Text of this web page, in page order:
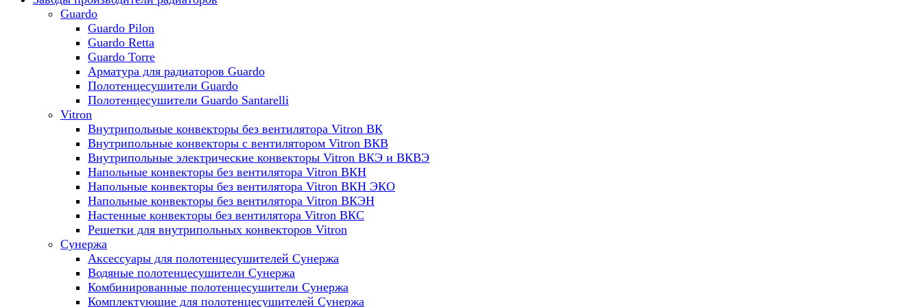
Guardo
Guardo Pilon
Guardo Retta
Guardo Torre
Арматура для радиаторов Guardo
Полотенцесушители Guardo
Полотенцесушители Guardo Santarelli
Vitron
Внутрипольные конвекторы без вентилятора Vitron ВК
Внутрипольные конвекторы с вентилятором Vitron ВКВ
Внутрипольные электрические конвекторы Vitron ВКЭ и ВКВЭ
Напольные конвекторы без вентилятора Vitron ВКН
Напольные конвекторы без вентилятора Vitron ВКН ЭКО
Напольные конвекторы без вентилятора Vitron ВКЭН
Настенные конвекторы без вентилятора Vitron ВКС
Решетки для внутрипольных конвекторов Vitron
Сунержа
Аксессуары для полотенцесушителей Сунержа
Водяные полотенцесушители Сунержа
Комбинированные полотенцесушители Сунержа
Комплектующие для полотенцесушителей Сунержа